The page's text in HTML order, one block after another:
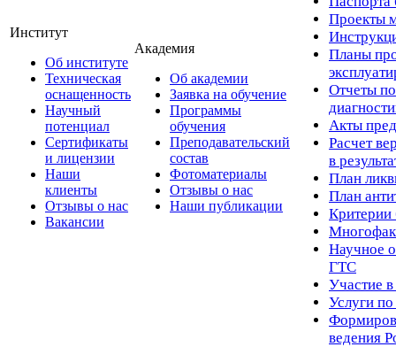
Институт
Об институте
Техническая
оснащенность
Научный
потенциал
Сертификаты
и лицензии
Наши
клиенты
Отзывы о нас
Вакансии
Академия
Об академии
Заявка на обучение
Программы
обучения
Преподавательский
состав
Фотоматериалы
Отзывы о нас
Наши публикации
Проекты
Планы
Отчеты по
Акты
Расчет
в
План
План
Критерии
Научное
ГТС
Участие
Услуги
ведения